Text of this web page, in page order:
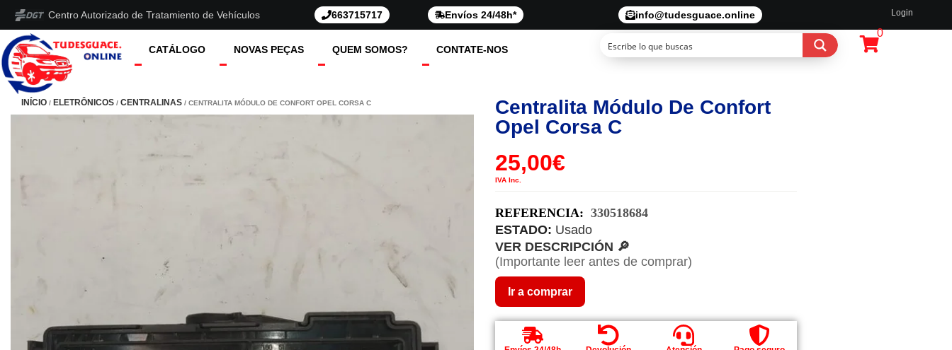
Centro Autorizado de Tratamiento de Vehículos 663715717 Envíos 24/48h* info@tudesguace.online Login
CATÁLOGO NOVAS PEÇAS QUEM SOMOS? CONTATE-NOS
0
INÍCIO / ELETRÔNICOS / CENTRALINAS / CENTRALITA MÓDULO DE CONFORT OPEL CORSA C
Centralita Módulo De Confort
Opel Corsa C
25,00€
IVA Inc.
REFERENCIA: 330518684
ESTADO: Usado
VER DESCRIPCIÓN 🔎
(Importante leer antes de comprar)
Ir a comprar